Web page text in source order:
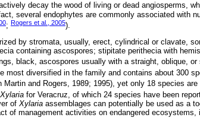
decay the wood of living or dead angiosperms,
several endophytes are commonly associated with
; Rogers et al., 2005).
by stromata, usually, erect, cylindrical or clavate,
containing ascospores; stipitate perithecia with
black, ascospores usually with a straight, oblique, or
most diversified in the family and contains about 300
and Rogers, 1989; 1995), yet only 18 species
Xylaria for Veracruz, of which 24 species have been
of Xylaria assemblages can potentially be used as a
of management activities on endangered ecosystems,